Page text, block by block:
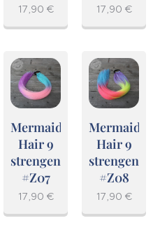
17,90 € 17,90 €
Mermaid
Hair 9
strengen
#Z07
17,90 €
Mermaid
Hair 9
strengen
#Z08
17,90 €